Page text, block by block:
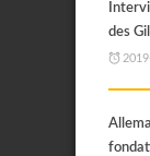
des